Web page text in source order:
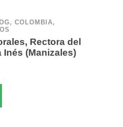
, COLOMBIA,
Rectora del
Inés (Manizales)